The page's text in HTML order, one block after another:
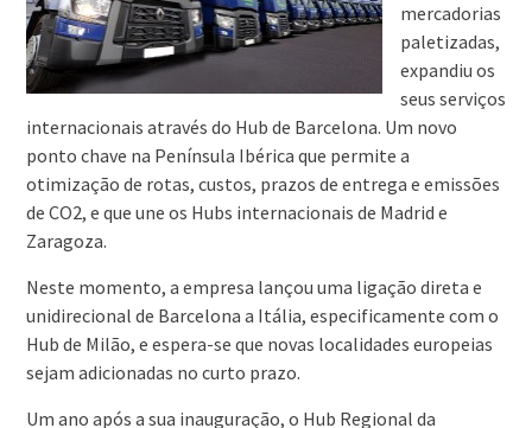
mercadorias
paletizadas,
expandiu os
seus serviços
internacionais através do Hub de Barcelona. Um novo
ponto chave na Península Ibérica que permite a
otimização de rotas, custos, prazos de entrega e emissões
de CO2, e que une os Hubs internacionais de Madrid e
Zaragoza.
Neste momento, a empresa lançou uma ligação direta e
unidirecional de Barcelona a Itália, especificamente com o
Hub de Milão, e espera-se que novas localidades europeias
sejam adicionadas no curto prazo.
Um ano após a sua inauguração, o Hub Regional da